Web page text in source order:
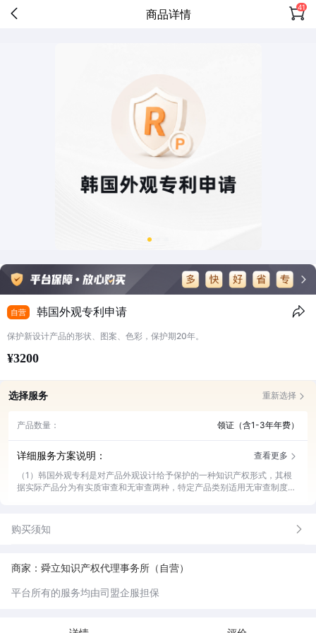
商品详情 41
自营 韩国外观专利申请
保护新设计产品的形状、图案、色彩，保护期20年。
¥3200
选择服务 重新选择
产品数量： 领证（含1-3年年费）
详细服务方案说明：
查看更多
（1）韩国外观专利是对产品外观设计给予保护的一种知识产权形式，其根
据实际产品分为有实质审查和无审查两种，特定产品类别适用无审查制度请
计、保密外观设计等特色制度。
购买须知
商家：舜立知识产权代理事务所（自营）
平台所有的服务均由司盟企服担保